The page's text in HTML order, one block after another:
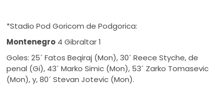
*Stadio Pod Goricom de Podgorica:
Montenegro 4 Gibraltar 1
Goles: 25´ Fatos Beqiraj (Mon), 30´ Reece Styche, de
penal (Gi), 43´ Marko Simic (Mon), 53´ Zarko Tomasevic
(Mon), y, 80´ Stevan Jotevic (Mon).